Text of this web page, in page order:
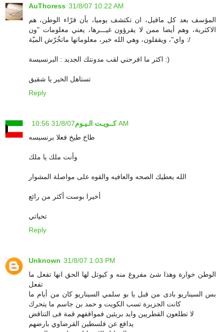
AuThoress 31/8/07 10:22 AM
المؤسف بعد كل ماقيل، ان تكتشف يوميا، بأن قرّاء الوطن، هم
الاكثرية، وهم أيضا ممن لا يقرؤون غيـــرها، يعني معلومات "ون
واي"، ويقفلون، وهي الله خير، معلوماتها ماتخُرّش الميّة :/
اكثر ما افرحني لقب مدونتك الجديد : البرنسيسة :)
تستاهل الخير يا شقيق
Reply
كــويـت الـيـوم31/8/07 10:56 AM
طاخ طيخ فعلا برنسيسه
وأنت ملك يا ملك
الله يعطيك الصحه والعافيه والقوه على مواصلة المشوار
أخيرا بوست أكثر من رائع
تحياتي
Reply
Unknown 31/8/07 1:03 PM
الوطن خوارة وهذا شئ مفروغ منه و كيوتل لها الحق انها تفعل ما
تفعل
بس السيناريو بادى من قبل يا بو سلمي السيناريو كان من أيام ما
كانت الجزيرة تسب الكويت و حمد بن جاسم ما يتحرك
لا تطلعون القطريين وايد بريئين فمواقفهم قمة فى التناقض
يدافع عن فلسطين القرضاوي بارضهم